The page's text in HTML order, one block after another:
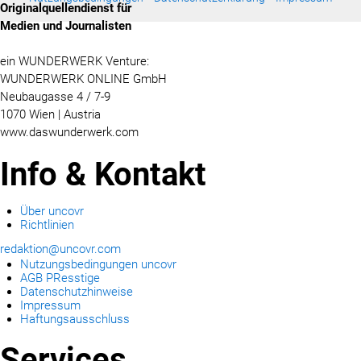
Originalquellendienst für
Medien und Journalisten
ein WUNDERWERK Venture:
WUNDERWERK ONLINE GmbH
Neubaugasse 4 / 7-9
1070 Wien | Austria
www.daswunderwerk.com
Info & Kontakt
Über uncovr
Richtlinien
redaktion@uncovr.com
Nutzungsbedingungen uncovr
AGB PResstige
Datenschutzhinweise
Impressum
Haftungsausschluss